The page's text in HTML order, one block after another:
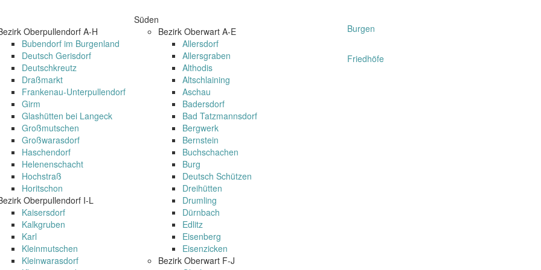
Oberpullendorf A-H
Bubendorf im Burgenland
Deutsch Gerisdorf
Deutschkreutz
Draßmarkt
Frankenau-Unterpullendorf
Girm
Glashütten bei Langeck
Großmutschen
Großwarasdorf
Haschendorf
Helenenschacht
Hochstraß
Horitschon
Oberpullendorf I-L
Kaisersdorf
Kalkgruben
Karl
Kleinmutschen
Kleinwarasdorf
Süden
Bezirk Oberwart A-E
Allersdorf
Allersgraben
Althodis
Altschlaining
Aschau
Badersdorf
Bad Tatzmannsdorf
Bergwerk
Bernstein
Buchschachen
Burg
Deutsch Schützen
Dreihütten
Drumling
Dürnbach
Edlitz
Eisenberg
Eisenzicken
Bezirk Oberwart F-J
Burgen
Friedhöfe